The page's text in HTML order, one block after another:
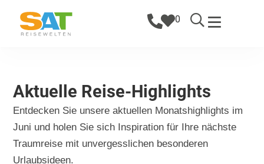
0
Aktuelle Reise-Highlights
Entdecken Sie unsere aktuellen Monatshighlights im
Juni und holen Sie sich Inspiration für Ihre nächste
Traumreise mit unvergesslichen besonderen
Urlaubsideen.